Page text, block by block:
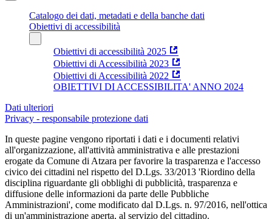
Catalogo dei dati, metadati e della banche dati
Obiettivi di accessibilità
Obiettivi di accessibilità 2025
Obiettivi di Accessibilità 2023
Obiettivi di Accessibilità 2022
OBIETTIVI DI ACCESSIBILITA' ANNO 2024
Dati ulteriori
Privacy - responsabile protezione dati
In queste pagine vengono riportati i dati e i documenti relativi
all'organizzazione, all'attività amministrativa e alle prestazioni
erogate da Comune di Atzara per favorire la trasparenza e l'accesso
civico dei cittadini nel rispetto del D.Lgs. 33/2013 'Riordino della
disciplina riguardante gli obblighi di pubblicità, trasparenza e
diffusione delle informazioni da parte delle Pubbliche
Amministrazioni', come modificato dal D.Lgs. n. 97/2016, nell'ottica
di un'amministrazione aperta, al servizio del cittadino.